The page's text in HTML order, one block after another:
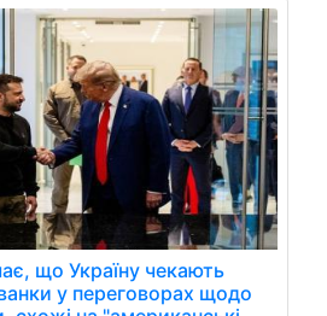
що Україну чекають
у переговорах щодо